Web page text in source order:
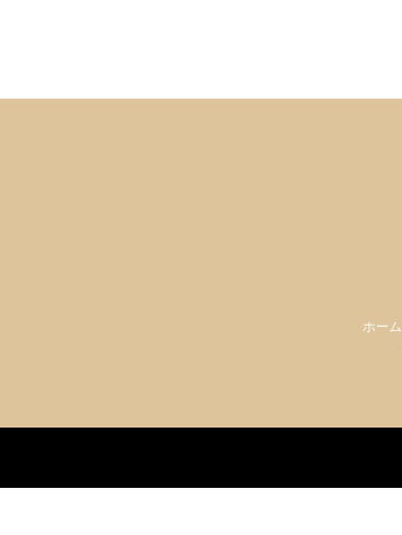
ホーム